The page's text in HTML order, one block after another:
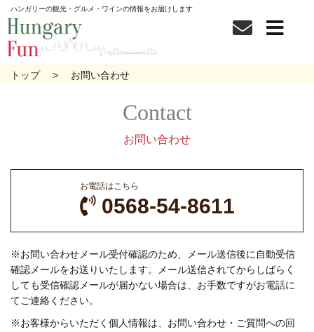
ハンガリーの観光・グルメ・ワインの情報をお届けします
トップ お問い合わせ
お問い合わせ
お電話はこちら
0568-54-8611
※お問い合わせメール受付確認のため、メール送信後に自動受信
確認メールをお送りいたします。メール送信されてからしばらく
しても受信確認メールが届かない場合は、お手数ですがお電話に
てご連絡ください。
※お客様からいただく個人情報は、お問い合わせ・ご質問への回